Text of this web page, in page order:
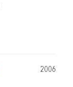
2006